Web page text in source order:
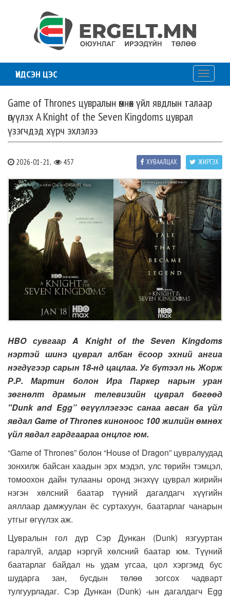
ҮНДСЭН ЦЭС
Toggle
Game of Thrones цувралын өмнөх үйл явдлын талаар
өгүүлэх A Knight of the Seven Kingdoms цуврал
үзэгчдэд хүрч эхлэлээ
2026-01-21, 457 ЖИРГЭХ
ХУВААЛЦАХ
HBO сувгаар A Knight of the Seven Kingdoms
нэртэй шинэ цуврал албан ёсоор эхний ангиа
нэгдүгээр сарын 18-нд цацлаа. Уг бүтээл нь Жорж
Р.Р. Мартин болон Ира Паркер нарын уран
зөгнөлт драмын телевизийн цуврал бөгөөд
"Dunk and Egg” өгүүллэгээс санаа авсан ба үйл
явдал Game of Thrones киноноос 100 жилийн өмнөх
үйл явдал гардгаараа онцлог юм.
“Game of Thrones” болон “House of Dragon” цувралуудад
зонхилж байсан хаадын эрх мэдэл, улс төрийн тэмцэл,
томоохон дайн тулааны оронд энэхүү цуврал жирийн
нэгэн хөлсний баатар түүний дагалдагч хүүгийн
аяллаар дамжуулан ёс суртахуун, баатарлаг чанарын
утгыг өгүүлэх аж.
Цувралын гол дүр Сэр Дункан (Dunk) язгууртан
гаралгүй, алдар нэргүй хөлсний баатар юм. Түүний
баатарлаг байдал нь удам угсаа, цол хэргэмд бус
шударга зан, бусдын төлөө зогсох чадварт
тулгуурладаг. Сэр Дункан (Dunk) -ын дагалдагч Egg